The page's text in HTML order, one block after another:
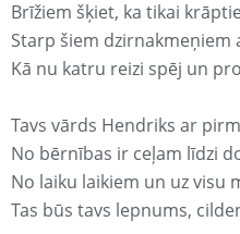
Brīžiem šķiet, ka tikai
Starp šiem dzirnakmeņiem
Kā nu katru reizi spēj un
Tavs vārds Hendriks ar
No bērnības ir ceļam līdzi
No laiku laikiem un uz visu
Tas būs tavs lepnums,